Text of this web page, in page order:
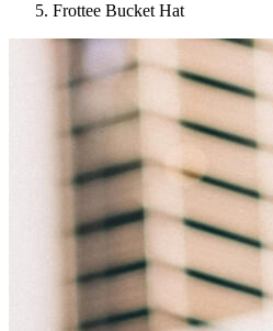
Frottee Bucket Hat